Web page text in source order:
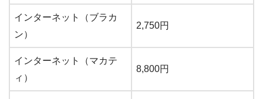
インターネット（ブラカ
ン）
2,750円
インターネット（マカテ
ィ）
8,800円